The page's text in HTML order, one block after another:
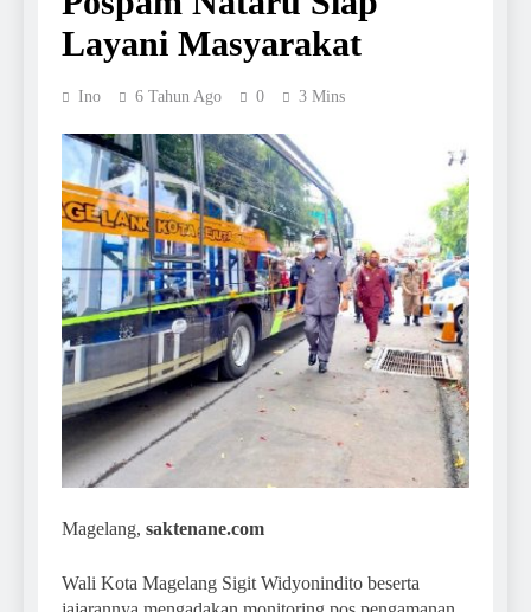
Layani Masyarakat
Ino 6 Tahun Ago 0 3 Mins
Magelang, saktenane.com
Wali Kota Magelang Sigit Widyonindito beserta